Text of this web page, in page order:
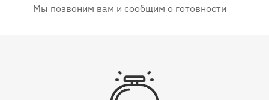
Мы позвоним вам и сообщим о готовности